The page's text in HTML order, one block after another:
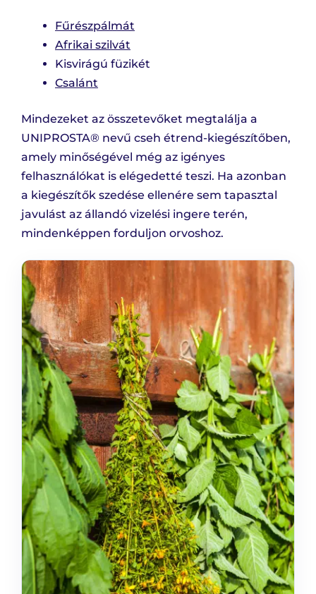
Fűrészpálmát
Afrikai szilvát
Kisvirágú füzikét
Csalánt
Mindezeket az összetevőket megtalálja a
UNIPROSTA® nevű cseh étrend-kiegészítőben,
amely minőségével még az igényes
felhasználókat is elégedetté teszi. Ha azonban
a kiegészítők szedése ellenére sem tapasztal
javulást az állandó vizelési ingere terén,
mindenképpen forduljon orvoshoz.